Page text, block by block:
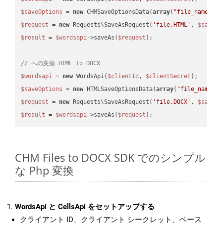
$saveOptions = new CHMSaveOptionsData(array( "file_name"
$request = new Requests\SaveAsRequest( 'file.HTML' ,
$result = $wordsapi->saveAs( $request );
// への変換 HTML to DOCX
$wordsapi = new WordsApi( $clientId , $clientSecret
$saveOptions = new HTMLSaveOptionsData(array( "file_name"
$request = new Requests\SaveAsRequest( 'file.DOCX' ,
$result = $wordsapi->saveAs( $request
CHM Files to DOCX SDK でのシンプル
な Php 変換
WordsApi と CellsApi をセットアップする
クライアント ID、クライアント シークレット、ベース